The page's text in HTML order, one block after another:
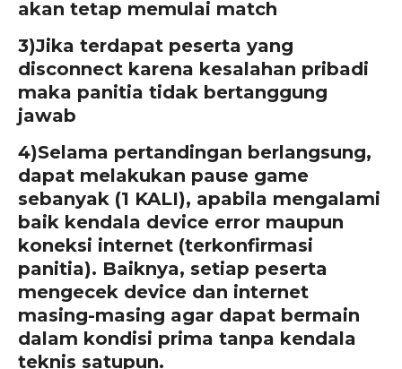
akan tetap memulai match
3)Jika terdapat peserta yang
disconnect karena kesalahan pribadi
maka panitia tidak bertanggung
jawab
4)Selama pertandingan berlangsung,
dapat melakukan pause game
sebanyak (1 KALI), apabila mengalami
baik kendala device error maupun
koneksi internet (terkonfirmasi
panitia). Baiknya, setiap peserta
mengecek device dan internet
masing-masing agar dapat bermain
dalam kondisi prima tanpa kendala
teknis satupun.